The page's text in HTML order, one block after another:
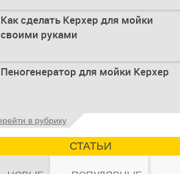
Как сделать Керхер для мойки
своими руками
Общие сведения о мойках высокого
давления Мойка высокого давления –
Пеногенератор для мойки Керхер
Общие сведения Пеногенератор для
мойки керхер – это устройство высокого
давления, которое
в рубрику
СТАТЬИ